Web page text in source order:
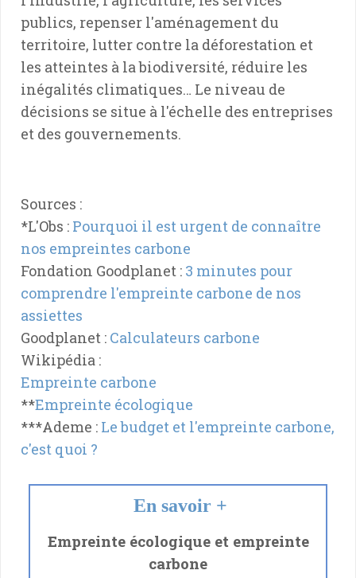
publics, repenser l'aménagement du
territoire, lutter contre la déforestation et
les atteintes à la biodiversité, réduire les
inégalités climatiques… Le niveau de
décisions se situe à l'échelle des entreprises
et des gouvernements.
Sources :
*L'Obs : Pourquoi il est urgent de connaître
nos empreintes carbone
Fondation Goodplanet : 3 minutes pour
comprendre l'empreinte carbone de nos
assiettes
Goodplanet : Calculateurs carbone
Wikipédia :
Empreinte carbone
**Empreinte écologique
***Ademe : Le budget et l'empreinte carbone,
c'est quoi ?
En savoir +
Empreinte écologique et empreinte
carbone